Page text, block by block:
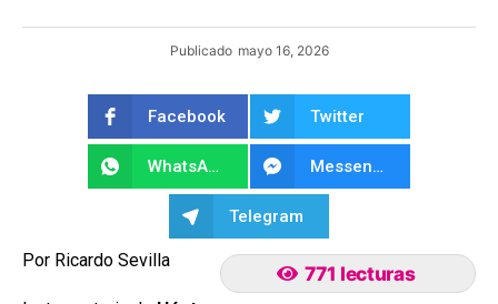
Publicado mayo 16, 2026
Facebook Twitter
WhatsApp Messenger
Telegram
771 lecturas
Por Ricardo Sevilla